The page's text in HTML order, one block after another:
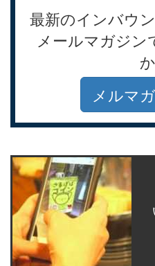
最新のインバウ
メールマガジン
メルマ